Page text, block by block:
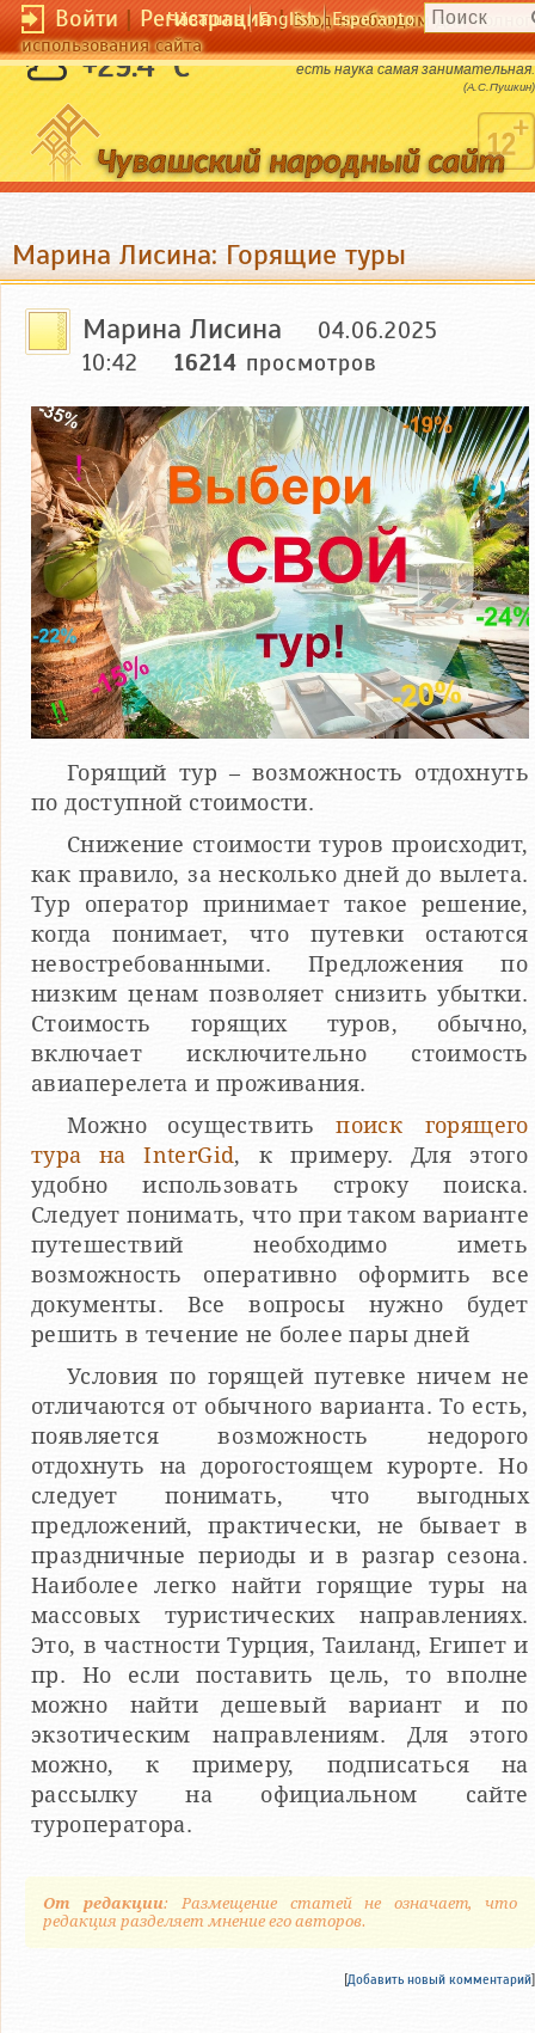
Войти|Регистрация|Вход необходим для
использования сайта
Чӑвашла English Esperanto
+29.4 °C
Следить за мыслями великого человека
есть наука самая занимательная.
(А.С.Пушкин)
Марина Лисина: Горящие туры
Марина Лисина
04.06.2025
10:42
16214 просмотров
Горящий тур – возможность отдохнуть
по доступной стоимости.
Снижение стоимости туров происходит,
как правило, за несколько дней до вылета.
Тур оператор принимает такое решение,
когда понимает, что путевки остаются
невостребованными. Предложения по
низким ценам позволяет снизить убытки.
Стоимость горящих туров, обычно,
включает исключительно стоимость
авиаперелета и проживания.
Можно осуществитьпоиск горящего
тура на InterGid, к примеру. Для этого
удобно использовать строку поиска.
Следует понимать, что при таком варианте
путешествий необходимо иметь
возможность оперативно оформить все
документы. Все вопросы нужно будет
решить в течение не более пары дней
Условия по горящей путевке ничем не
отличаются от обычного варианта. То есть,
появляется возможность недорого
отдохнуть на дорогостоящем курорте. Но
следует понимать, что выгодных
предложений, практически, не бывает в
праздничные периоды и в разгар сезона.
Наиболее легко найти горящие туры на
массовых туристических направлениях.
Это, в частности Турция, Таиланд, Египет и
пр. Но если поставить цель, то вполне
можно найти дешевый вариант и по
экзотическим направлениям. Для этого
можно, к примеру, подписаться на
рассылку на официальном сайте
туроператора.
От редакции: Размещение статей не означает, что
редакция разделяет мнение его авторов.
[Добавить новый комментарий]